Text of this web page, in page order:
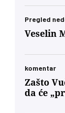
Pregled
Veselin
komentar
Zašto
da će